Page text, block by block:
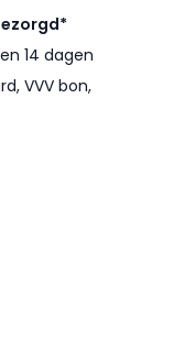
14 dagen
VVV bon,